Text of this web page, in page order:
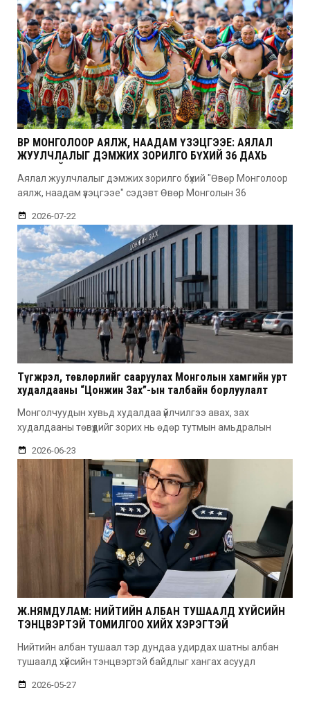
ӨВӨР МОНГОЛООР АЯЛЖ, НААДАМ ҮЗЭЦГЭЭЕ: АЯЛАЛ
ЖУУЛЧЛАЛЫГ ДЭМЖИХ ЗОРИЛГО БҮХИЙ 36 ДАХЬ
УДААГИЙН НААДАМ
Аялал жуулчлалыг дэмжих зорилго бүхий "Өвөр Монголоор
аялж, наадам үзэцгээе" сэдэвт Өвөр Монголын 36
2026-07-22
Түгжрэл, төвлөрлийг сааруулах Монголын хамгийн урт
худалдааны “Цонжин Зах”-ын талбайн борлуулалт
Монголчуудын хувьд худалдаа үйлчилгээ авах, зах
худалдааны төвүүдийг зорих нь өдөр тутмын амьдралын
2026-06-23
Ж.НЯМДУЛАМ: НИЙТИЙН АЛБАН ТУШААЛД ХҮЙСИЙН
ТЭНЦВЭРТЭЙ ТОМИЛГОО ХИЙХ ХЭРЭГТЭЙ
Нийтийн албан тушаал тэр дундаа удирдах шатны албан
тушаалд хүйсийн тэнцвэртэй байдлыг хангах асуудл
2026-05-27